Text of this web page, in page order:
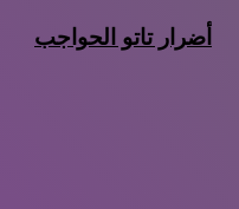
أضرار تاتو الحواجب